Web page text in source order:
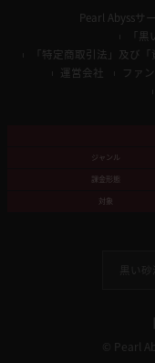
Pearl Abyssサ
「
「特定商取引法」及び
運営会社
ファ
ジャンル
課金形態
対象
黒い砂
© Pearl